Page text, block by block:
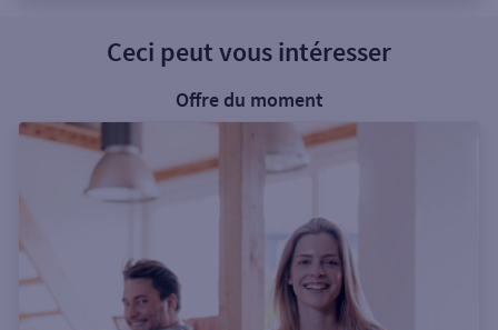
Ceci peut vous intéresser
Offre du moment